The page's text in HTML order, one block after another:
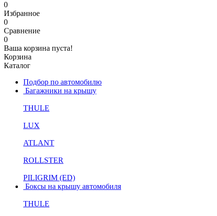
0
Избранное
0
Сравнение
0
Ваша корзина пуста!
Корзина
Каталог
Подбор по автомобилю
Багажники на крышу
THULE
LUX
ATLANT
ROLLSTER
PILIGRIM (ED)
Боксы на крышу автомобиля
THULE